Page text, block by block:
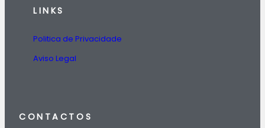
LINKS
Politica de Privacidade
Aviso Legal
CONTACTOS